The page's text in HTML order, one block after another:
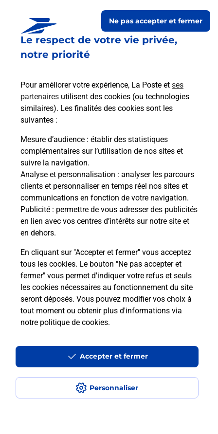
Le respect de votre vie privée,
notre priorité
Pour améliorer votre expérience, La Poste et ses
partenaires utilisent des cookies (ou technologies
similaires). Les finalités des cookies sont les
suivantes :
Mesure d’audience : établir des statistiques
complémentaires sur l’utilisation de nos sites et
suivre la navigation.
Analyse et personnalisation : analyser les parcours
clients et personnaliser en temps réel nos sites et
communications en fonction de votre navigation.
Publicité : permettre de vous adresser des publicités
en lien avec vos centres d’intérêts sur notre site et
en dehors.
En cliquant sur "Accepter et fermer" vous acceptez
tous les cookies. Le bouton "Ne pas accepter et
fermer" vous permet d'indiquer votre refus et seuls
les cookies nécessaires au fonctionnement du site
seront déposés. Vous pouvez modifier vos choix à
tout moment ou obtenir plus d'informations via
notre politique de cookies.
Personnaliser
Ne pas accepter et fermer
Accepter et fermer
Boîte aux lettres La Poste
Prochaine collecte du courrier vendredi
08h00
26400 Ombleze
Le lien s'ouvre dans un nouvel onglet
Boîte aux Lettres La Poste
Prochaine collecte du courriervendredià
08h00
31 Route D Ansage
26400 Ombleze
Le lien s'ouvre dans un nouvel onglet
Localiser Liste Boîtes aux lettres Drôme Ombleze
Accessibilité : partiellement conforme
Conditions contractuelles
Mentions légales